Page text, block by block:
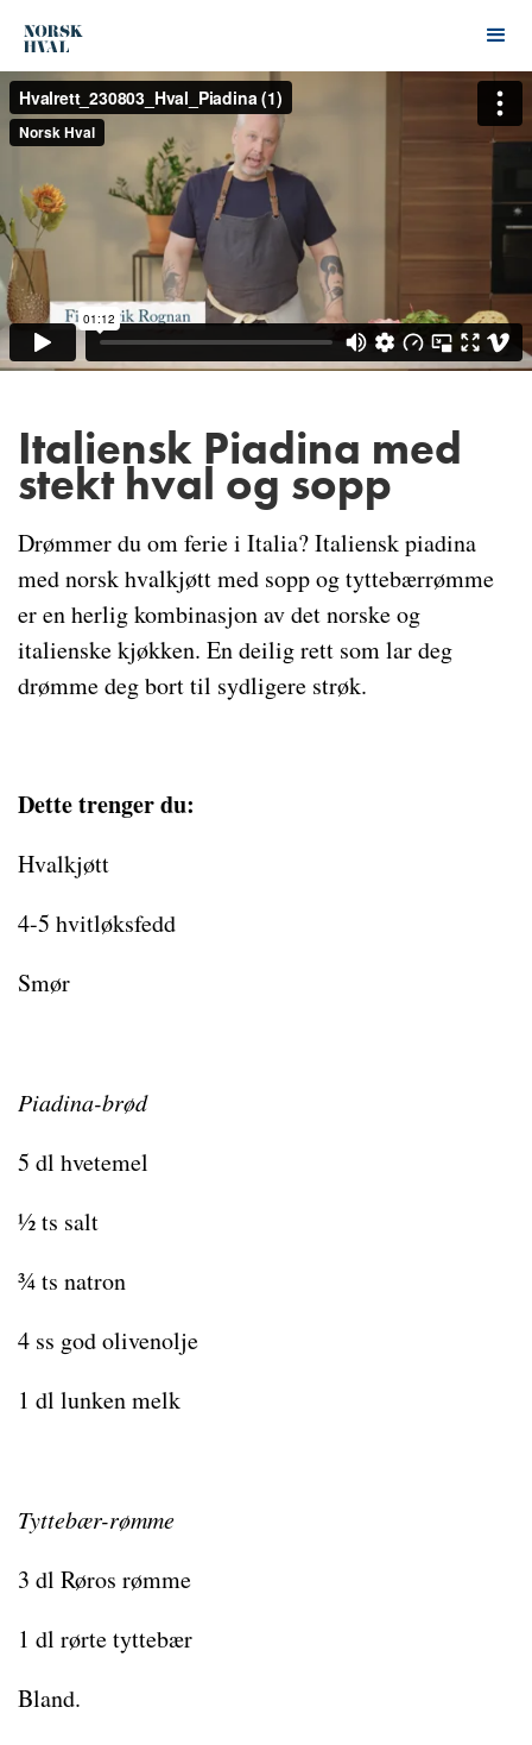
Italiensk Piadina med
stekt hval og sopp
Drømmer du om ferie i Italia? Italiensk piadina
med norsk hvalkjøtt med sopp og tyttebærrømme
er en herlig kombinasjon av det norske og
italienske kjøkken. En deilig rett som lar deg
drømme deg bort til sydligere strøk.
Dette trenger du:
Hvalkjøtt
4-5 hvitløksfedd
Smør
Piadina-brød
5 dl hvetemel
½ ts salt
¾ ts natron
4 ss god olivenolje
1 dl lunken melk
Tyttebær-rømme
3 dl Røros rømme
1 dl rørte tyttebær
Bland.